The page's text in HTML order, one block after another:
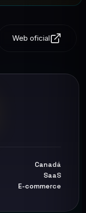
Web oficial
Canadá
SaaS
E-commerce